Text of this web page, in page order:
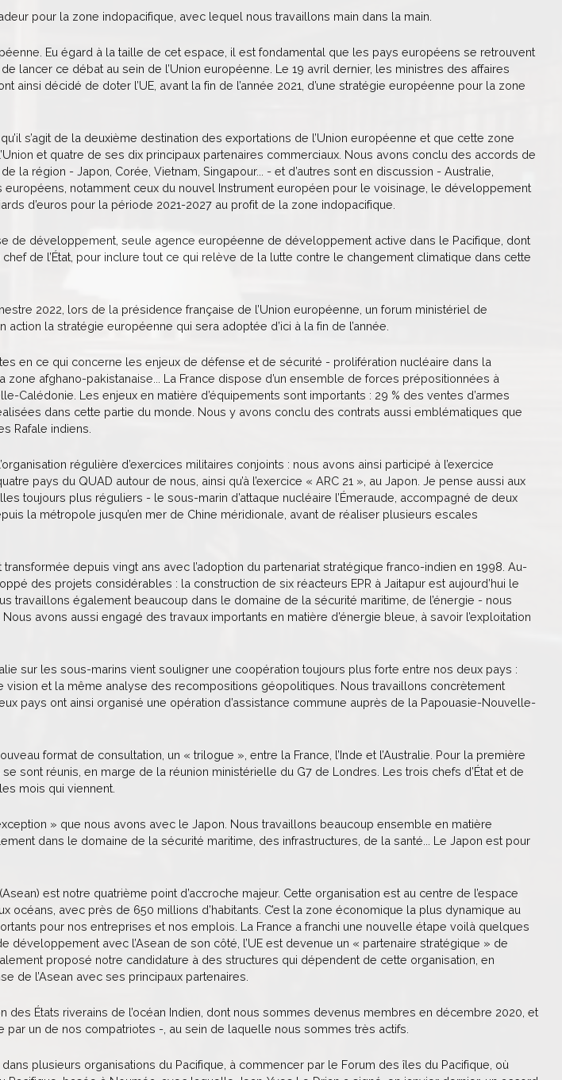
pour la zone indopacifique, avec lequel nous travaillons main dans la main.
Eu égard à la taille de cet espace, il est fondamental que les pays européens se retrouvent
lancer ce débat au sein de l’Union européenne. Le 19 avril dernier, les ministres des affaires
ainsi décidé de doter l’UE, avant la fin de l’année 2021, d’une stratégie européenne pour la zone
s’agit de la deuxième destination des exportations de l’Union européenne et que cette zone
et quatre de ses dix principaux partenaires commerciaux. Nous avons conclu des accords de
la région - Japon, Corée, Vietnam, Singapour... - et d’autres sont en discussion - Australie,
notamment ceux du nouvel Instrument européen pour le voisinage, le développement
d’euros pour la période 2021-2027 au profit de la zone indopacifique.
de développement, seule agence européenne de développement active dans le Pacifique, dont
de l’État, pour inclure tout ce qui relève de la lutte contre le changement climatique dans cette
2022, lors de la présidence française de l’Union européenne, un forum ministériel de
la stratégie européenne qui sera adoptée d’ici à la fin de l’année.
en ce qui concerne les enjeux de défense et de sécurité - prolifération nucléaire dans la
afghano-pakistanaise... La France dispose d’un ensemble de forces prépositionnées à
Calédonie. Les enjeux en matière d’équipements sont importants : 29 % des ventes d’armes
dans cette partie du monde. Nous y avons conclu des contrats aussi emblématiques que
Rafale indiens.
régulière d’exercices militaires conjoints : nous avons ainsi participé à l’exercice
pays du QUAD autour de nous, ainsi qu’à l’exercice « ARC 21 », au Japon. Je pense aussi aux
toujours plus réguliers - le sous-marin d’attaque nucléaire l’Émeraude, accompagné de deux
la métropole jusqu’en mer de Chine méridionale, avant de réaliser plusieurs escales
depuis vingt ans avec l’adoption du partenariat stratégique franco-indien en 1998. Au-
des projets considérables : la construction de six réacteurs EPR à Jaitapur est aujourd’hui le
travaillons également beaucoup dans le domaine de la sécurité maritime, de l’énergie - nous
avons aussi engagé des travaux importants en matière d’énergie bleue, à savoir l’exploitation
sur les sous-marins vient souligner une coopération toujours plus forte entre nos deux pays :
et la même analyse des recompositions géopolitiques. Nous travaillons concrètement
pays ont ainsi organisé une opération d’assistance commune auprès de la Papouasie-Nouvelle-
format de consultation, un « trilogue », entre la France, l’Inde et l’Australie. Pour la première
sont réunis, en marge de la réunion ministérielle du G7 de Londres. Les trois chefs d’État et de
mois qui viennent.
» que nous avons avec le Japon. Nous travaillons beaucoup ensemble en matière
dans le domaine de la sécurité maritime, des infrastructures, de la santé... Le Japon est pour
est notre quatrième point d’accroche majeur. Cette organisation est au centre de l’espace
océans, avec près de 650 millions d’habitants. C’est la zone économique la plus dynamique au
pour nos entreprises et nos emplois. La France a franchi une nouvelle étape voilà quelques
développement avec l’Asean de son côté, l’UE est devenue un « partenaire stratégique » de
proposé notre candidature à des structures qui dépendent de cette organisation, en
de l’Asean avec ses principaux partenaires.
des États riverains de l’océan Indien, dont nous sommes devenus membres en décembre 2020, et
par un de nos compatriotes -, au sein de laquelle nous sommes très actifs.
plusieurs organisations du Pacifique, à commencer par le Forum des îles du Pacifique, où